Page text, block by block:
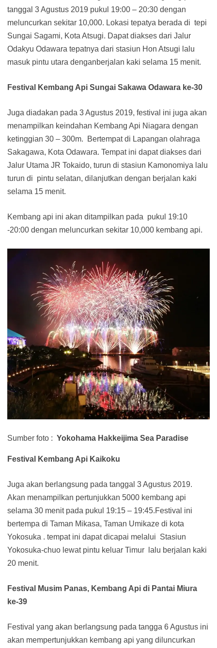
tanggal 3 Agustus 2019 pukul 19:00 – 20:30 dengan
meluncurkan sekitar 10,000. Lokasi tepatya berada di tepi
Sungai Sagami, Kota Atsugi. Dapat diakses dari Jalur
Odakyu Odawara tepatnya dari stasiun Hon Atsugi lalu
masuk pintu utara denganberjalan kaki selama 15 menit.
Festival Kembang Api Sungai Sakawa Odawara ke-30
Juga diadakan pada 3 Agustus 2019, festival ini juga akan
menampilkan keindahan Kembang Api Niagara dengan
ketinggian 30 – 300m. Bertempat di Lapangan olahraga
Sakagawa, Kota Odawara. Tempat ini dapat diakses dari
Jalur Utama JR Tokaido, turun di stasiun Kamonomiya lalu
turun di pintu selatan, dilanjutkan dengan berjalan kaki
selama 15 menit.
Kembang api ini akan ditampilkan pada pukul 19:10
-20:00 dengan meluncurkan sekitar 10,000 kembang api.
Sumber foto : Yokohama Hakkeijima Sea Paradise
Festival Kembang Api Kaikoku
Juga akan berlangsung pada tanggal 3 Agustus 2019.
Akan menampilkan pertunjukkan 5000 kembang api
selama 30 menit pada pukul 19:15 – 19:45.Festival ini
bertempa di Taman Mikasa, Taman Umikaze di kota
Yokosuka . tempat ini dapat dicapai melalui Stasiun
Yokosuka-chuo lewat pintu keluar Timur lalu berjalan kaki
20 menit.
Festival Musim Panas, Kembang Api di Pantai Miura
ke-39
Festival yang akan berlangsung pada tangga 6 Agustus ini
akan mempertunjukkan kembang api yang diluncurkan